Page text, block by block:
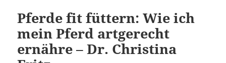
Pferde fit füttern: Wie ich
mein Pferd artgerecht
ernähre – Dr. Christina